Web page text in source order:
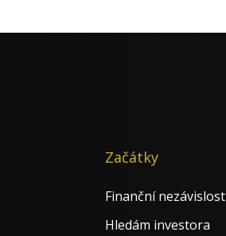
Začátky
Finanční nezávislost
Hledám investora